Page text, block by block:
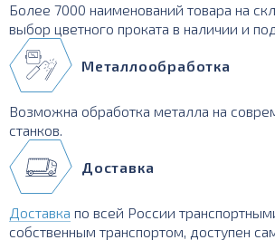
Более 7000 наименований товара на
выбор цветного проката в наличии и
Металлообработка
Возможна обработка металла на
станков.
Доставка
Доставка по всей России
собственным транспортом, доступен